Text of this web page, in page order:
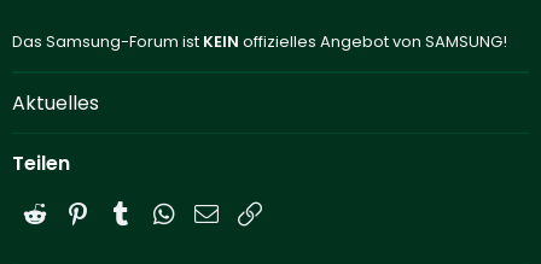
Das Samsung-Forum ist KEIN offizielles Angebot von SAMSUNG!
Aktuelles
Teilen
Reddit PinterestTumblrWhatsApp
E-Mail